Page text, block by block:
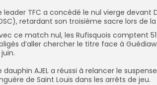
leader TFC a concédé le nul vierge devant
retardant son troisième sacre lors de
ce match nul, les Rufisquois comptent
d’aller chercher le titre face à
dauphin AJEL a réussi à relancer le
de Saint Louis dans les arrêts de jeu.